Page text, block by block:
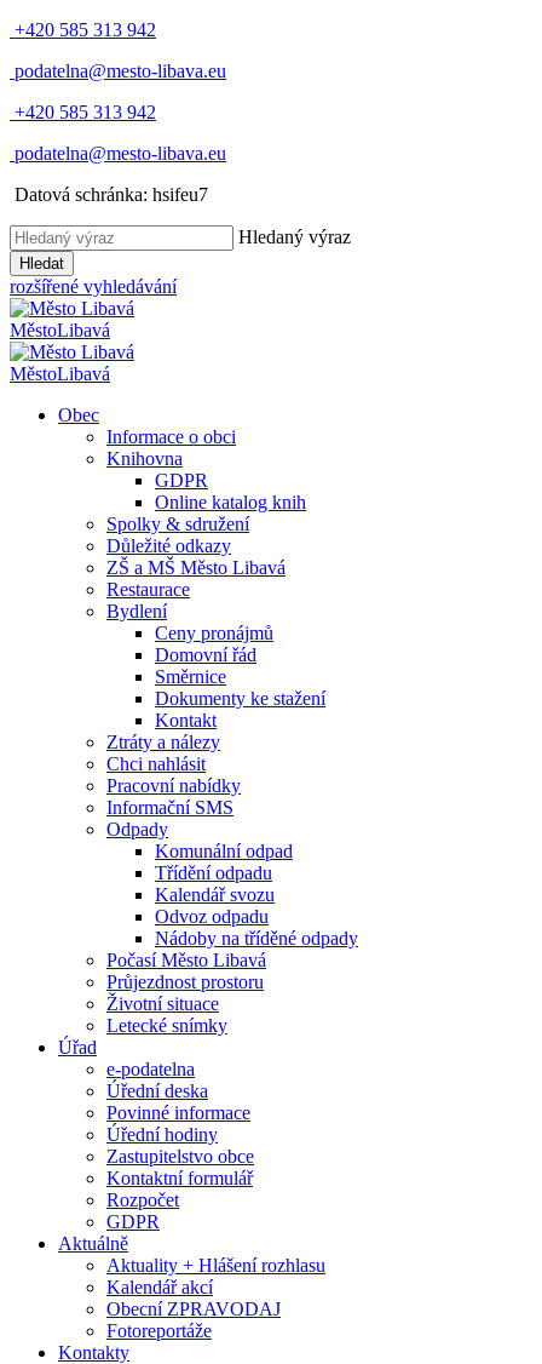
+420 585 313 942
podatelna@mesto-libava.eu
+420 585 313 942
podatelna@mesto-libava.eu
Datová schránka: hsifeu7
Hledaný výraz
Hledat
rozšířené vyhledávání
MěstoLibavá
MěstoLibavá
Obec
Informace o obci
Knihovna
GDPR
Online katalog knih
Spolky & sdružení
Důležité odkazy
ZŠ a MŠ Město Libavá
Restaurace
Bydlení
Ceny pronájmů
Domovní řád
Směrnice
Dokumenty ke stažení
Kontakt
Ztráty a nálezy
Chci nahlásit
Pracovní nabídky
Informační SMS
Odpady
Komunální odpad
Třídění odpadu
Kalendář svozu
Odvoz odpadu
Nádoby na tříděné odpady
Počasí Město Libavá
Průjezdnost prostoru
Životní situace
Letecké snímky
Úřad
e-podatelna
Úřední deska
Povinné informace
Úřední hodiny
Zastupitelstvo obce
Kontaktní formulář
Rozpočet
GDPR
Aktuálně
Aktuality + Hlášení rozhlasu
Kalendář akcí
Obecní ZPRAVODAJ
Fotoreportáže
Kontakty